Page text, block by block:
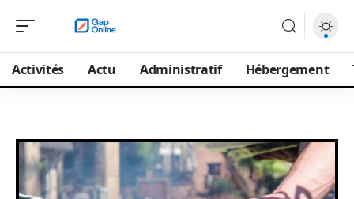
Activités Actu Administratif Hébergement